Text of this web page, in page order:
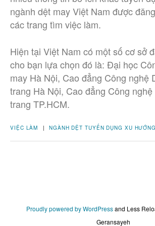
ngành dệt may Việt Nam được
các trang tìm việc làm.
Hiện tại Việt Nam có một số cơ sở
cho bạn lựa chọn đó là: Đại học
may Hà Nội, Cao đẳng Công nghệ
trang Hà Nội, Cao đẳng Công
trang TP.HCM.
VIỆC LÀM | NGÀNH DỆT TUYỂN DỤNG XU HƯỚNG
Proudly powered by WordPress and Less
Geransayeh